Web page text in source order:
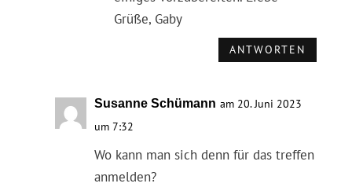
Grüße, Gaby
ANTWORTEN
Susanne Schümann am 20. Juni 2023
um 7:32
Wo kann man sich denn für das treffen
anmelden?